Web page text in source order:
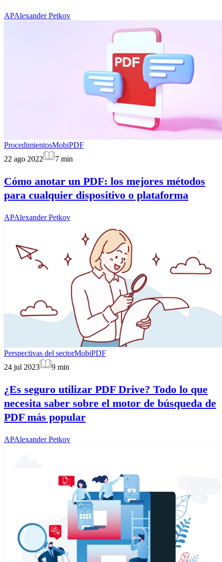
APAlexander Petkov
ProcedimientosMobiPDF
22 ago 2022
7 min
Cómo anotar un PDF: los mejores métodos
para cualquier dispositivo o plataforma
APAlexander Petkov
Perspectivas del sectorMobiPDF
24 jul 2023
9 min
¿Es seguro utilizar PDF Drive? Todo lo que
necesita saber sobre el motor de búsqueda de
PDF más popular
APAlexander Petkov